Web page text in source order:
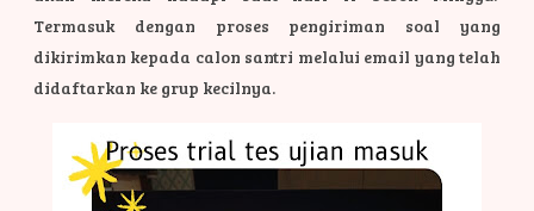
Termasuk dengan proses pengiriman soal yang
dikirimkan kepada calon santri melalui email yang telah
didaftarkan ke grup kecilnya.